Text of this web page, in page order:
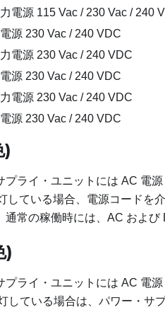
電源 115 Vac / 230 Vac / 240
源 230 Vac / 240 VDC
電源 230 Vac / 240 VDC
源 230 Vac / 240 VDC
電源 230 Vac / 240 VDC
源 230 Vac / 240 VDC
)
ライ・ユニットには AC 電
している場合、電源コードを
常の稼働時には、AC および
)
ライ・ユニットには AC 電
している場合は、パワー・サ